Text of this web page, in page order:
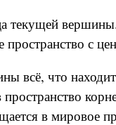
текущей
с
всё, что
пространство
в мировое